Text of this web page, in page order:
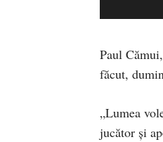
Paul
făcut,
„Lumea
jucător și